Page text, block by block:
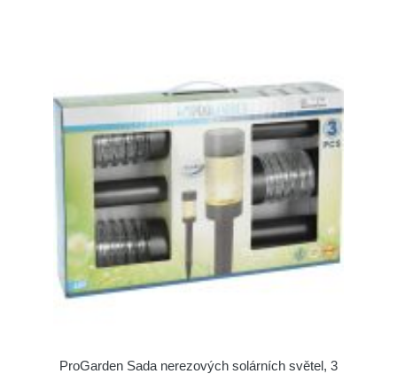
ProGarden Sada nerezových solárních světel, 3